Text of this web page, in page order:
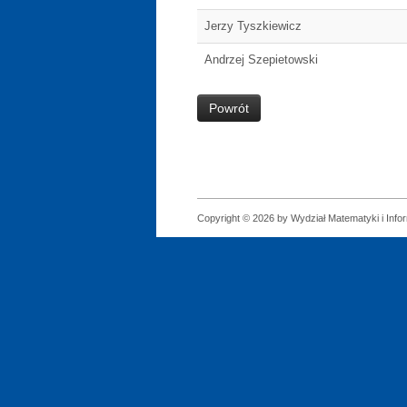
Jerzy Tyszkiewicz
Andrzej Szepietowski
Powrót
Copyright © 2026 by Wydział Matematyki i